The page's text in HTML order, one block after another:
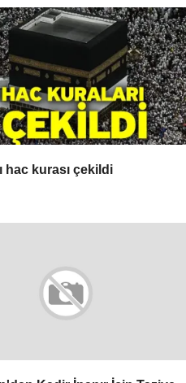
hac kurası çekildi